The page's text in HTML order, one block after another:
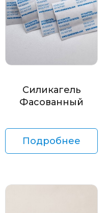
Силикагель
Фасованный
Подробнее